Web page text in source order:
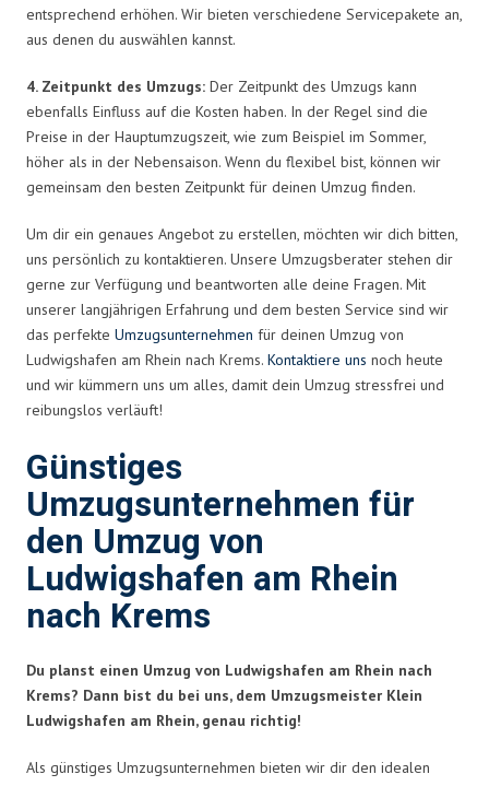
entsprechend erhöhen. Wir bieten verschiedene Servicepakete an,
aus denen du auswählen kannst.
4. Zeitpunkt des Umzugs: Der Zeitpunkt des Umzugs kann
ebenfalls Einfluss auf die Kosten haben. In der Regel sind die
Preise in der Hauptumzugszeit, wie zum Beispiel im Sommer,
höher als in der Nebensaison. Wenn du flexibel bist, können wir
gemeinsam den besten Zeitpunkt für deinen Umzug finden.
Um dir ein genaues Angebot zu erstellen, möchten wir dich bitten,
uns persönlich zu kontaktieren. Unsere Umzugsberater stehen dir
gerne zur Verfügung und beantworten alle deine Fragen. Mit
unserer langjährigen Erfahrung und dem besten Service sind wir
das perfekte Umzugsunternehmen für deinen Umzug von
Ludwigshafen am Rhein nach Krems. Kontaktiere uns noch heute
und wir kümmern uns um alles, damit dein Umzug stressfrei und
reibungslos verläuft!
Günstiges
Umzugsunternehmen für
den Umzug von
Ludwigshafen am Rhein
nach Krems
Du planst einen Umzug von Ludwigshafen am Rhein nach
Krems? Dann bist du bei uns, dem Umzugsmeister Klein
Ludwigshafen am Rhein, genau richtig!
Als günstiges Umzugsunternehmen bieten wir dir den idealen